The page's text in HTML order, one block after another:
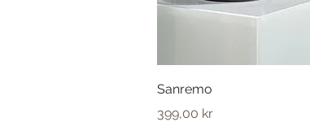
Sanremo
Pris
399,00 kr